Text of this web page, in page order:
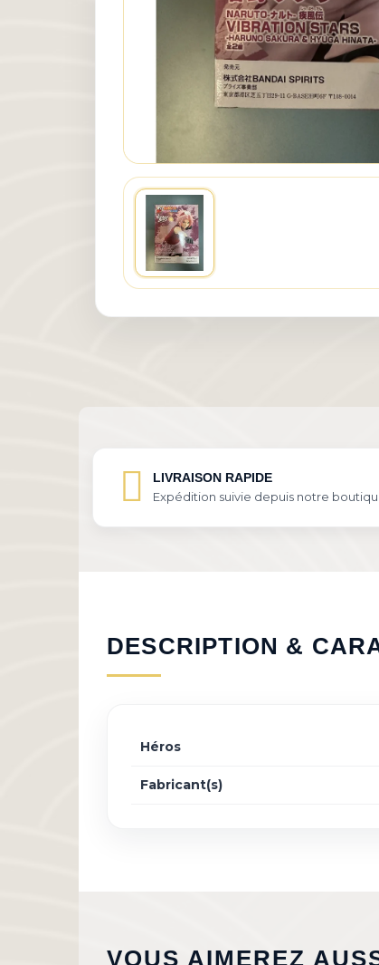
LIVRAISON RAPIDE
Expédition suivie depuis notre
DESCRIPTION &
Héros
Fabricant(s)
VOUS AIMEREZ